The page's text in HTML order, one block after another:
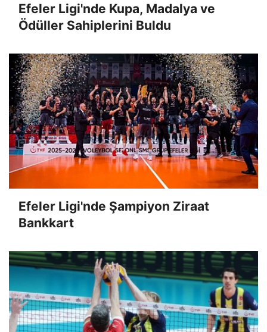
Efeler Ligi'nde Kupa, Madalya ve
Ödüller Sahiplerini Buldu
Efeler Ligi'nde Şampiyon Ziraat
Bankkart